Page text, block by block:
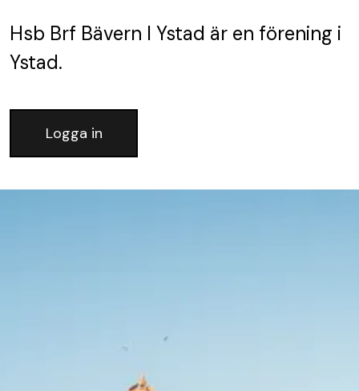
Hsb Brf Bävern I Ystad är en förening i
Ystad.
Logga in